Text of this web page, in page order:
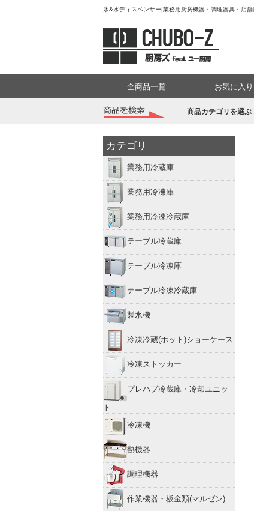
氷&水ディスペンサー|業務用厨房機器・調理器具・店
全商品一覧 お気に入り
商品カテゴリを選ぶ
カテゴリ
業務用冷蔵庫
業務用冷凍庫
業務用冷凍冷蔵庫
テーブル冷蔵庫
テーブル冷凍庫
テーブル冷凍冷蔵庫
製氷機
冷凍冷蔵(ホット)ショーケース
冷凍ストッカー
プレハブ冷蔵庫・冷却ユニッ
ト
冷凍機
熱機器
調理機器
作業機器・板金類(マルゼン)